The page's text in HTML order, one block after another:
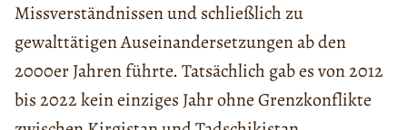
Missverständnissen und schließlich zu
gewalttätigen Auseinandersetzungen ab den
2000er Jahren führte. Tatsächlich gab es von 2012
bis 2022 kein einziges Jahr ohne Grenzkonflikte